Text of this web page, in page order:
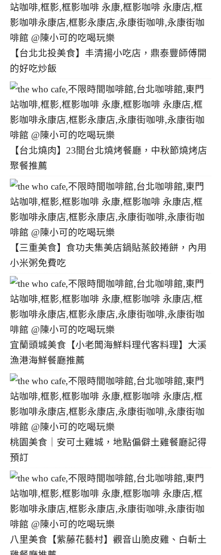
【台北北投美食】丰清揚小吃店，鼎泰豐師傅開
的好吃炒飯
【台北燒肉】23間台北燒烤餐廳，中秋節燒烤店
聚餐推薦
【三重美食】食功夫集美店鍋貼蒸餃捲餅，內用
小米粥免費吃
宜蘭頭城美食【小老闆海鮮料理代客料理】大溪
漁港海鮮餐廳推薦
桃園美食｜安可土雞城，地點偏僻土雞餐廳記得
預訂
八里美食【紫藤花藝村】觀音山脆皮雞、白斬土